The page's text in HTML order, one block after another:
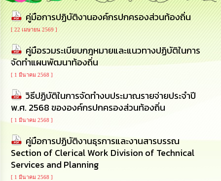
การ
ส่ง
เสริม
ความ
โปร่งใส
การ
จัด
ซื้อ
จัด
จ้าง
การ
เงิน
การ
คลัง
คู่มือการปฏิบัติงานองค์กรปกครองส่วนท้องถิ่น
[ 22 เมษายน 2569 ]
คู่มือรวมระเบียบกฎหมายและแนวทางปฏิบัติในการ
จัดทำแผนพัฒนาท้องถิ่น
[ 1 มีนาคม 2568 ]
วิธีปฏิบัติในการจัดทำงบประมาณรายจ่ายประจำปี
พ.ศ. 2568 ขององค์กรปกครองส่วนท้องถิ่น
[ 1 มีนาคม 2568 ]
คู่มือการปฏิบัติงานธุรการและงานสารบรรณ
Section of Clerical Work Division of Technical
Services and Planning
[ 1 มีนาคม 2568 ]